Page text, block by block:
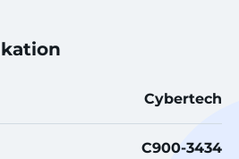
Cybertech
C900-3434